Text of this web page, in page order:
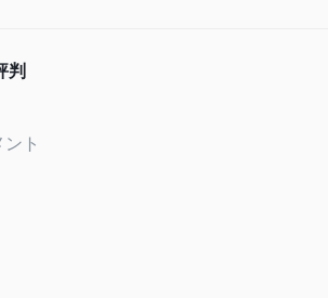
経験の浅いトレーダーにとって、レバレッジ
トフォーム
判
ント